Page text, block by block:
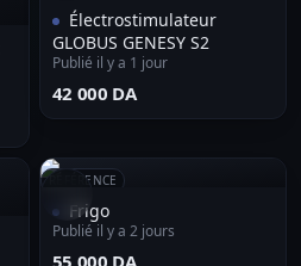
Électrostimulateur
GLOBUS GENESY S2
Publié il y a 1 jour
⁦42 000 DA⁩
RÉFÉRENCE
Frigo
Publié il y a 2 jours
⁦55 000 DA⁩